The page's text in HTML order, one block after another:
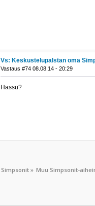
Vs: Keskustelupalstan oma
Vastaus #74 08.08.14 - 20:29
Hassu?
Simpsonit» Muu Simpsonit-